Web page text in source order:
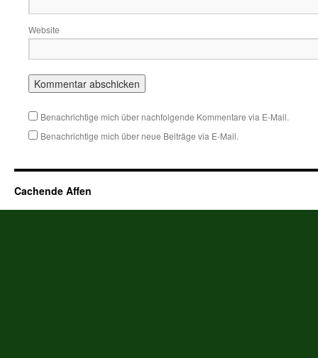
Website
Benachrichtige mich über nachfolgende Kommentare via E-Mail.
Benachrichtige mich über neue Beiträge via E-Mail.
Cachende Affen